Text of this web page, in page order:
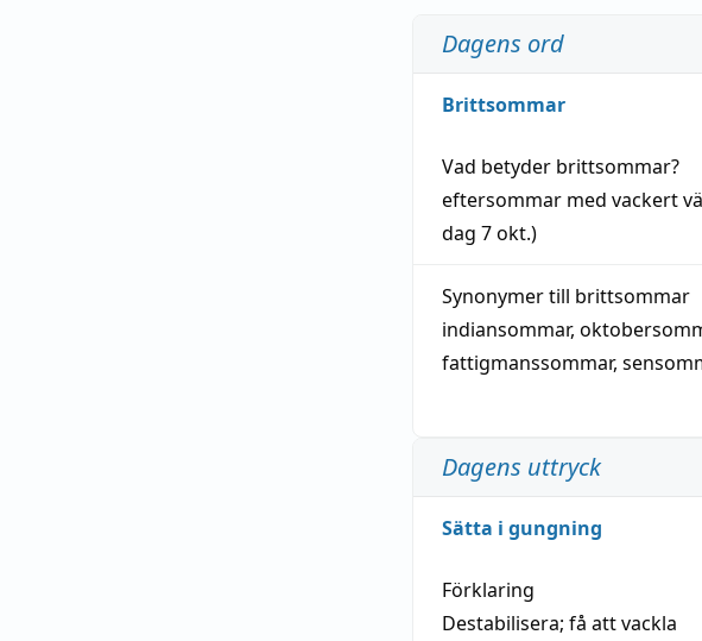
Dagens ord
Brittsommar
Vad betyder brittsommar?
eftersommar med vackert
dag 7 okt.)
Synonymer till brittsommar
indiansommar,
fattigmanssommar,
Dagens uttryck
Sätta i gungning
Förklaring
Destabilisera; få att vackla